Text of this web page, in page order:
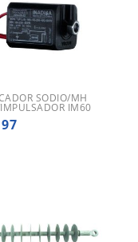
SODIO/MH
IM60